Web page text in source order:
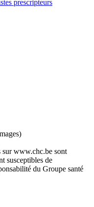
prescripteurs
sur www.chc.be sont
susceptibles de
du Groupe santé